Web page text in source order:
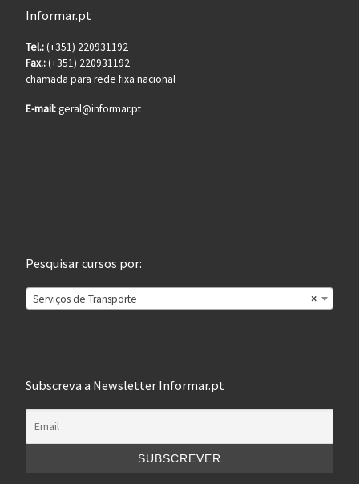
Informar.pt
Tel.:(+351) 220931192
Fax.:(+351) 220931192
chamada para rede fixa nacional
E-mail:geral@informar.pt
Pesquisar cursos por:
×
Serviços de Transporte
Subscreva a Newsletter Informar.pt